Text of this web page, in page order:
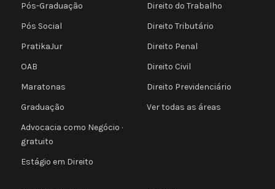
Pós-Graduação
Pós Social
PratikaJur
OAB
Maratonas
Graduação
Advocacia como Negócio ·
gratuito
Estágio em Direito
Direito do Trabalho
Direito Tributário
Direito Penal
Direito Civil
Direito Previdenciário
Ver todas as áreas